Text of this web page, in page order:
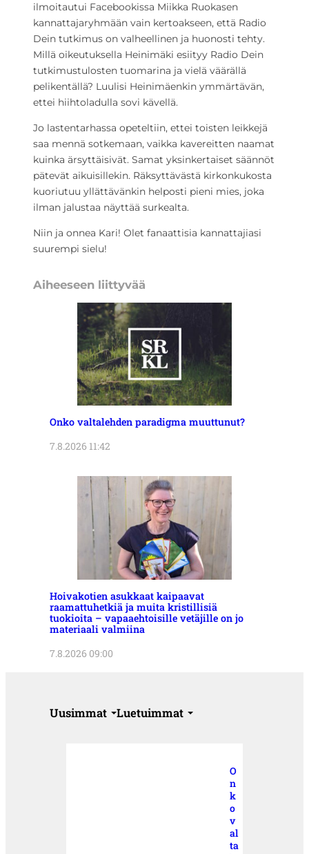
ilmoitautui Facebookissa Miikka Ruokasen
kannattajaryhmään vain kertoakseen, että Radio
Dein tutkimus on valheellinen ja huonosti tehty.
Millä oikeutuksella Heinimäki esiityy Radio Dein
tutkimustulosten tuomarina ja vielä väärällä
pelikentällä? Luulisi Heinimäenkin ymmärtävän,
ettei hiihtoladulla sovi kävellä.
Jo lastentarhassa opeteltiin, ettei toisten leikkejä
saa mennä sotkemaan, vaikka kavereitten naamat
kuinka ärsyttäisivät. Samat yksinkertaiset säännöt
pätevät aikuisillekin. Räksyttävästä kirkonkukosta
kuoriutuu yllättävänkin helposti pieni mies, joka
ilman jalustaa näyttää surkealta.
Niin ja onnea Kari! Olet fanaattisia kannattajiasi
suurempi sielu!
Aiheeseen liittyvää
Onko valtalehden paradigma muuttunut?
7.8.2026 11:42
Hoivakotien asukkaat kaipaavat
raamattuhetkiä ja muita kristillisiä
tuokioita – vapaaehtoisille vetäjille on jo
materiaali valmiina
7.8.2026 09:00
Uusimmat Luetuimmat
O
n
k
o
v
al
ta